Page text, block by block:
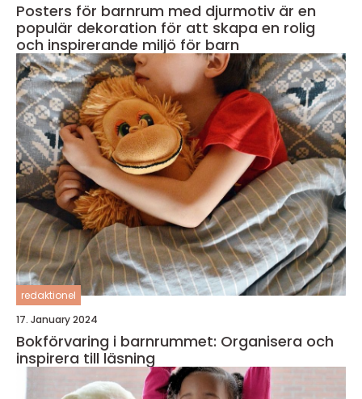
Posters för barnrum med djurmotiv är en
populär dekoration för att skapa en rolig
och inspirerande miljö för barn
redaktionel
17. January 2024
Bokförvaring i barnrummet: Organisera och
inspirera till läsning